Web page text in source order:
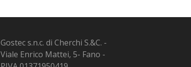
Gostec s.n.c. di Cherchi S.&C. -
Viale Enrico Mattei, 5- Fano -